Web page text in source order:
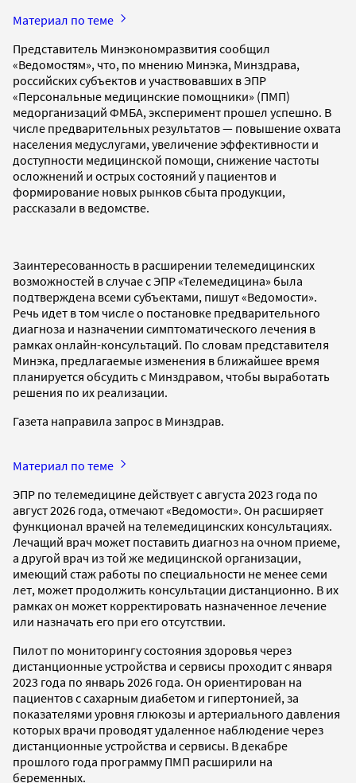
Материал по теме
Представитель Минэкономразвития сообщил
«Ведомостям», что, по мнению Минэка, Минздрава,
российских субъектов и участвовавших в ЭПР
«Персональные медицинские помощники» (ПМП)
медорганизаций ФМБА, эксперимент прошел успешно. В
числе предварительных результатов — повышение охвата
населения медуслугами, увеличение эффективности и
доступности медицинской помощи, снижение частоты
осложнений и острых состояний у пациентов и
формирование новых рынков сбыта продукции,
рассказали в ведомстве.
Заинтересованность в расширении телемедицинских
возможностей в случае с ЭПР «Телемедицина» была
подтверждена всеми субъектами, пишут «Ведомости».
Речь идет в том числе о постановке предварительного
диагноза и назначении симптоматического лечения в
рамках онлайн-консультаций. По словам представителя
Минэка, предлагаемые изменения в ближайшее время
планируется обсудить с Минздравом, чтобы выработать
решения по их реализации.
Газета направила запрос в Минздрав.
Материал по теме
ЭПР по телемедицине действует с августа 2023 года по
август 2026 года, отмечают «Ведомости». Он расширяет
функционал врачей на телемедицинских консультациях.
Лечащий врач может поставить диагноз на очном приеме,
а другой врач из той же медицинской организации,
имеющий стаж работы по специальности не менее семи
лет, может продолжить консультации дистанционно. В их
рамках он может корректировать назначенное лечение
или назначать его при его отсутствии.
Пилот по мониторингу состояния здоровья через
дистанционные устройства и сервисы проходит с января
2023 года по январь 2026 года. Он ориентирован на
пациентов с сахарным диабетом и гипертонией, за
показателями уровня глюкозы и артериального давления
которых врачи проводят удаленное наблюдение через
дистанционные устройства и сервисы. В декабре
прошлого года программу ПМП расширили на
беременных.